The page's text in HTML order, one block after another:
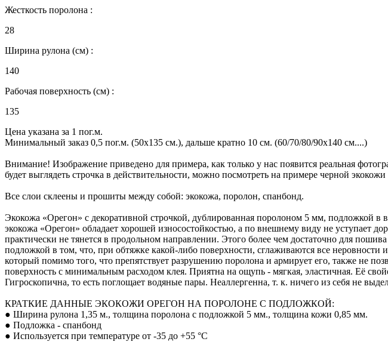
Жесткость поролона :
28
Ширина рулона (см) :
140
Рабочая поверхность (см) :
135
Цена указана за 1 пог.м.
Минимальный заказ 0,5 пог.м. (50х135 см.), дальше кратно 10 см. (60/70/80/90х140 см....)
Внимание! Изображение приведено для примера, как только у нас появится реальная
будет выглядеть строчка в действительности, можно посмотреть на примере черной
Все слои склеены и прошиты между собой: экокожа, поролон, спанбонд.
Экокожа «Орегон» с декоративной строчкой, дублированная поролоном 5 мм, подложкой в
экокожа «Орегон» обладает хорошей износостойкостью, а по внешнему виду не уступает
практически не тянется в продольном направлении. Этого более чем достаточно для
подложкой в том, что, при обтяжке какой-либо поверхности, сглаживаются все
который помимо того, что препятствует разрушению поролона и армирует его, также не
поверхность с минимальным расходом клея. Приятна на ощупь - мягкая, эластичная. Её
Гигроскопична, то есть поглощает водяные пары. Неаллергенна, т. к. ничего из себя не
КРАТКИЕ ДАННЫЕ ЭКОКОЖИ ОРЕГОН НА ПОРОЛОНЕ С ПОДЛОЖКОЙ:
● Ширина рулона 1,35 м., толщина поролона с подложкой 5 мм., толщина кожи 0,85 мм.
● Подложка - спанбонд
● Используется при температуре от -35 до +55 °С